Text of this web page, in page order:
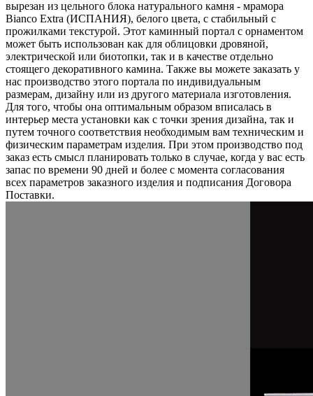
вырезан из цельного блока натурального камня - мрамора
Bianco Extra (ИСПАНИЯ), белого цвета, c стабильный с
прожилками текстурой. Этот каминный портал с орнаментом
может быть использован как для облицовки дровяной,
электрической или биотопки, так и в качестве отдельно
стоящего декоративного камина. Также вы можете заказать у
нас производство этого портала по индивидуальным
размерам, дизайну или из другого материала изготовления.
Для того, чтобы она оптимальным образом вписалась в
интерьер места установки как с точки зрения дизайна, так и
путем точного соответствия необходимым вам техническим и
физическим параметрам изделия. При этом производство под
заказ есть смысл планировать только в случае, когда у вас есть
запас по времени 90 дней и более с момента согласования
всех параметров заказного изделия и подписания Договора
Поставки.